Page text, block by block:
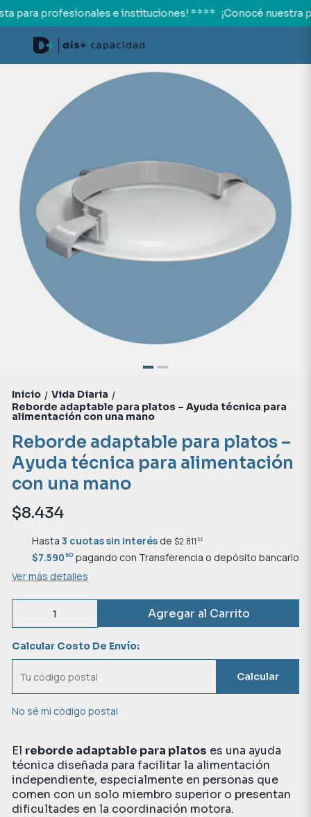
para profesionales e instituciones! **** ¡Conocé nuestra
Inicio / Vida Diaria /
Reborde adaptable para platos – Ayuda técnica para
alimentación con una mano
Reborde adaptable para platos –
Ayuda técnica para alimentación
con una mano
$8.434
Hasta 3 cuotas sin interésde $2.811 33
$7.59060 pagando con Transferencia o depósito bancario
Ver más detalles
Agregar al Carrito
Calcular Costo De Envío:
Calcular
No sé mi código postal
El reborde adaptable para platos es una ayuda
técnica diseñada para facilitar la alimentación
independiente, especialmente en personas que
comen con un solo miembro superior o presentan
dificultades en la coordinación motora.